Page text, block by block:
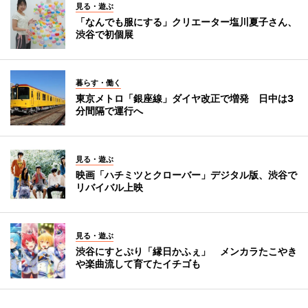
見る・遊ぶ
「なんでも服にする」クリエーター塩川夏子さん、
渋谷で初個展
暮らす・働く
東京メトロ「銀座線」ダイヤ改正で増発 日中は3
分間隔で運行へ
見る・遊ぶ
映画「ハチミツとクローバー」デジタル版、渋谷で
リバイバル上映
見る・遊ぶ
渋谷にすとぷり「縁日かふぇ」 メンカラたこやき
や楽曲流して育てたイチゴも